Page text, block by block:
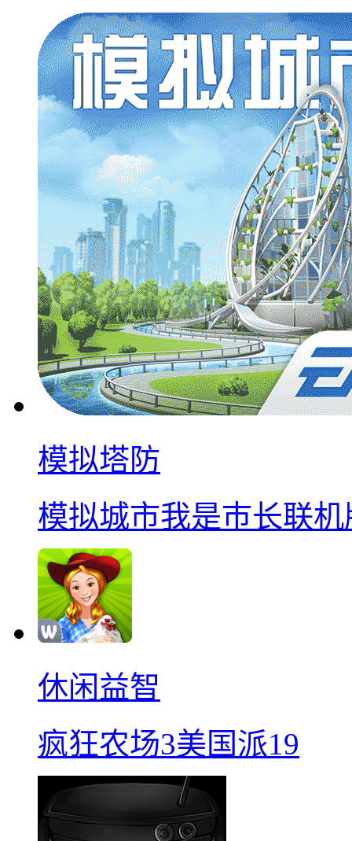
模拟塔防
模拟城市我是巿长联机
休闲益智
疯狂农场3美国派19